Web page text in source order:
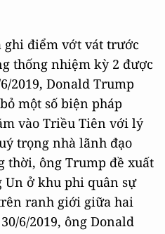
ghi điểm vớt vát trước
thống nhiệm kỳ 2 được
2019, Donald Trump
một số biện pháp
vào Triều Tiên với lý
trọng nhà lãnh đạo
thời, ông Trump đề xuất
Un ở khu phi quân sự
ranh giới giữa hai
6/2019, ông Donald